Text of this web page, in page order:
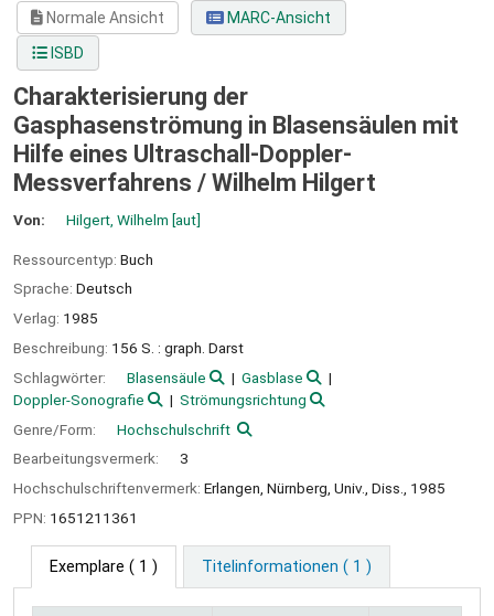
Normale Ansicht
MARC-Ansicht
ISBD
Charakterisierung der
Gasphasenströmung in Blasensäulen mit
Hilfe eines Ultraschall-Doppler-
Messverfahrens / Wilhelm Hilgert
Von: Hilgert, Wilhelm [aut]
Ressourcentyp: Buch
Sprache: Deutsch
Verlag: 1985
Beschreibung: 156 S. : graph. Darst
Schlagwörter:
Blasensäule
Gasblase
Doppler-Sonografie
Strömungsrichtung
Genre/Form:
Hochschulschrift
Bearbeitungsvermerk:
3
Hochschulschriftenvermerk: Erlangen, Nürnberg, Univ., Diss., 1985
PPN: 1651211361
Exemplare ( 1 ) Titelinformationen ( 1 )